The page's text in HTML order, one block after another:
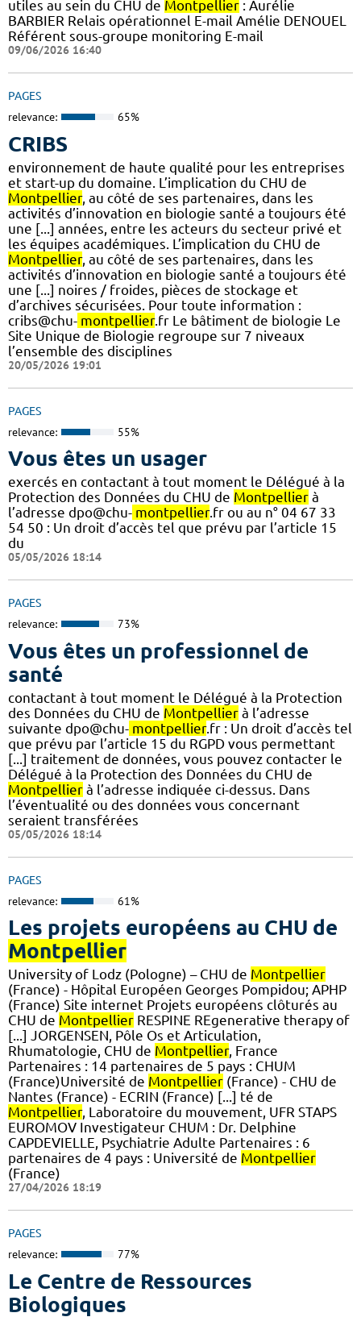
utiles au sein du CHU de Montpellier : Aurélie
BARBIER Relais opérationnel E-mail Amélie DENOUEL
Référent sous-groupe monitoring E-mail
09/06/2026 16:40
PAGES
relevance: 65%
CRIBS
environnement de haute qualité pour les entreprises
et start-up du domaine. L’implication du CHU de
Montpellier, au côté de ses partenaires, dans les
activités d’innovation en biologie santé a toujours été
une [...] années, entre les acteurs du secteur privé et
les équipes académiques. L’implication du CHU de
Montpellier, au côté de ses partenaires, dans les
activités d’innovation en biologie santé a toujours été
une [...] noires / froides, pièces de stockage et
d’archives sécurisées. Pour toute information :
cribs@chu- montpellier.fr Le bâtiment de biologie Le
Site Unique de Biologie regroupe sur 7 niveaux
l’ensemble des disciplines
20/05/2026 19:01
PAGES
relevance: 55%
Vous êtes un usager
exercés en contactant à tout moment le Délégué à la
Protection des Données du CHU de Montpellier à
l’adresse dpo@chu- montpellier.fr ou au n° 04 67 33
54 50 : Un droit d’accès tel que prévu par l’article 15
du
05/05/2026 18:14
PAGES
relevance: 73%
Vous êtes un professionnel de
santé
contactant à tout moment le Délégué à la Protection
des Données du CHU de Montpellier à l’adresse
suivante dpo@chu- montpellier.fr : Un droit d’accès tel
que prévu par l’article 15 du RGPD vous permettant
[...] traitement de données, vous pouvez contacter le
Délégué à la Protection des Données du CHU de
Montpellier à l’adresse indiquée ci-dessus. Dans
l’éventualité ou des données vous concernant
seraient transférées
05/05/2026 18:14
PAGES
relevance: 61%
Les projets européens au CHU de
Montpellier
University of Lodz (Pologne) – CHU de Montpellier
(France) - Hôpital Européen Georges Pompidou; APHP
(France) Site internet Projets européens clôturés au
CHU de Montpellier RESPINE REgenerative therapy of
[...] JORGENSEN, Pôle Os et Articulation,
Rhumatologie, CHU de Montpellier, France
Partenaires : 14 partenaires de 5 pays : CHUM
(France)Université de Montpellier (France) - CHU de
Nantes (France) - ECRIN (France) [...] té de
Montpellier, Laboratoire du mouvement, UFR STAPS
EUROMOV Investigateur CHUM : Dr. Delphine
CAPDEVIELLE, Psychiatrie Adulte Partenaires : 6
partenaires de 4 pays : Université de Montpellier
(France)
27/04/2026 18:19
PAGES
relevance: 77%
Le Centre de Ressources
Biologiques